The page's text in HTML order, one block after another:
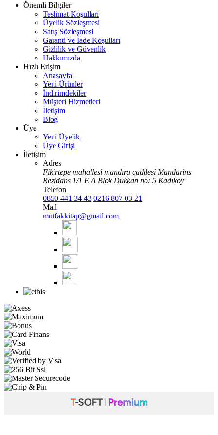
Önemli Bilgiler
Teslimat Koşulları
Üyelik Sözleşmesi
Satış Sözleşmesi
Garanti ve İade Koşulları
Gizlilik ve Güvenlik
Hakkımızda
Hızlı Erişim
Anasayfa
Yeni Ürünler
İndirimdekiler
Müşteri Hizmetleri
İletişim
Blog
Üye
Yeni Üyelik
Üye Girişi
İletişim
Adres
Fikirtepe mahallesi mandıra caddesi Mandarins
Rezidans 1/1 E A Blok Dükkan no: 5 Kadıköy
Telefon
0850 441 34 43 0216 807 03 21
Mail
mutfakkitap@gmail.com